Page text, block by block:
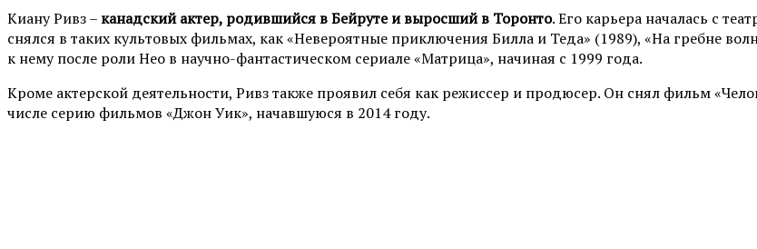
Киану Ривз – канадский актер, родившийся в Бейруте и выросший в Торонто. Его карьера началась с
снялся в таких культовых фильмах, как «Невероятные приключения Билла и Теда» (1989), «На гребне
к нему после роли Нео в научно-фантастическом сериале «Матрица», начиная с 1999 года.
Кроме актерской деятельности, Ривз также проявил себя как режиссер и продюсер. Он снял фильм
числе серию фильмов «Джон Уик», начавшуюся в 2014 году.